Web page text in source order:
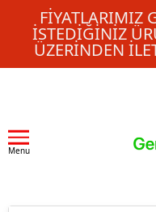
FIYATLARIMIZ
İSTEDIĞINIZ
ÜZERINDEN
Menu